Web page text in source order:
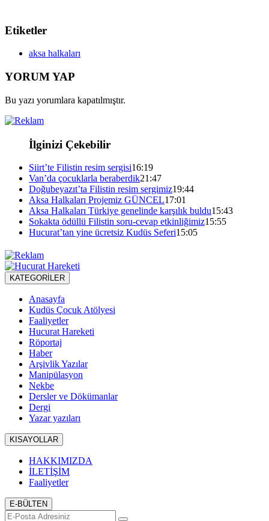
Etiketler
aksa halkaları
YORUM YAP
Bu yazı yorumlara kapatılmıştır.
İlginizi Çekebilir
Siirt’te Filistin resim sergisi16:19
Van’da çocuklarla beraberdik21:47
Doğubeyazıt’ta Filistin resim sergimiz19:44
Aksa Halkaları Projemiz GÜNCEL17:01
Aksa Halkaları Türkiye genelinde karşılık buldu15:43
Sokakta ödüllü Filistin soru-cevap etkinliğimiz15:55
Hucurat’tan yine ücretsiz Kudüs Seferi15:05
KATEGORİLER
Anasayfa
Kudüs Çocuk Atölyesi
Faaliyetler
Hucurat Hareketi
Röportaj
Haber
Arşivlik Yazılar
Manipülasyon
Nekbe
Dersler ve Dökümanlar
Dergi
Yazar yazıları
KISAYOLLAR
HAKKIMIZDA
İLETİŞİM
Faaliyetler
E-BÜLTEN